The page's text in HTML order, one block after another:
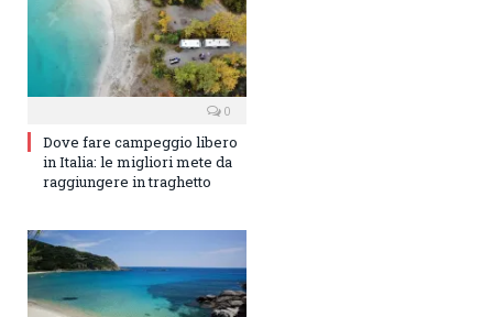
0
Dove fare campeggio libero
in Italia: le migliori mete da
raggiungere in traghetto